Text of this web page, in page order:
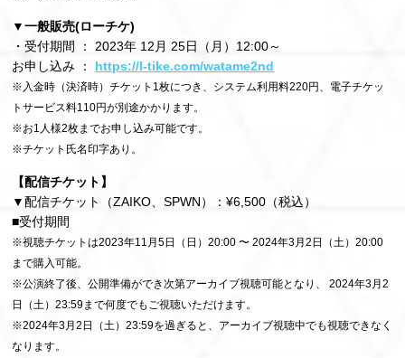
▼一般販売(ローチケ)
・受付期間 ： 2023年 12月 25日（月）12:00～
お申し込み ： https://l-tike.com/watame2nd
※入金時（決済時）チケット1枚につき、システム利用料220円、電子チケッ
トサービス料110円が別途かかります。
※お1人様2枚までお申し込み可能です。
※チケット氏名印字あり。
【配信チケット】
▼配信チケット（ZAIKO、SPWN）：¥6,500（税込）
■受付期間
※視聴チケットは2023年11月5日（日）20:00 〜 2024年3月2日（土）20:00
まで購入可能。
※公演終了後、公開準備ができ次第アーカイブ視聴可能となり、 2024年3月2
日（土）23:59まで何度でもご視聴いただけます。
※2024年3月2日（土）23:59を過ぎると、アーカイブ視聴中でも視聴できなく
なります。